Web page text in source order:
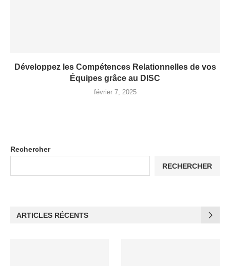
Développez les Compétences Relationnelles de vos
Équipes grâce au DISC
février 7, 2025
Rechercher
RECHERCHER
ARTICLES RÉCENTS